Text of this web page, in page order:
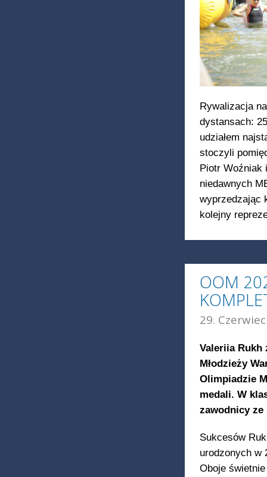
Rywalizacja
dystansach:
udziałem
stoczyli
Piotr Woźniak
niedawnych
wyprzedzając
kolejny
OOM
29.
Valeriia Rukh
Młodzieży
Olimpiadzie
medali. W
zawodnicy
Sukcesów
urodzonych w
Oboje